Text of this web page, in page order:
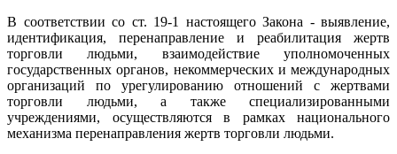
В соответствии со ст. 19-1 настоящего Закона - выявление,
идентификация, перенаправление и реабилитация жертв
торговли людьми, взаимодействие уполномоченных
государственных органов, некоммерческих и международных
организаций по урегулированию отношений с жертвами
торговли людьми, а также специализированными
учреждениями, осуществляются в рамках национального
механизма перенаправления жертв торговли людьми.